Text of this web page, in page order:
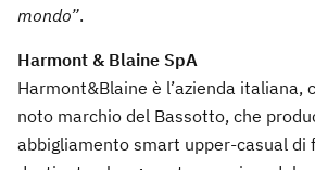
mondo”.
Harmont & Blaine SpA
Harmont&Blaine è l’azienda italiana,
noto marchio del Bassotto, che
abbigliamento smart upper-casual di